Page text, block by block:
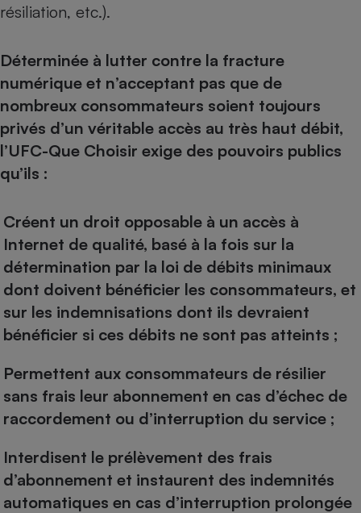
résiliation, etc.).
Déterminée à lutter contre la fracture
numérique et n’acceptant pas que de
nombreux consommateurs soient toujours
privés d’un véritable accès au très haut débit,
l’UFC-Que Choisir exige des pouvoirs publics
qu’ils :
Créent un droit opposable à un accès à
Internet de qualité, basé à la fois sur la
détermination par la loi de débits minimaux
dont doivent bénéficier les consommateurs, et
sur les indemnisations dont ils devraient
bénéficier si ces débits ne sont pas atteints ;
Permettent aux consommateurs de résilier
sans frais leur abonnement en cas d’échec de
raccordement ou d’interruption du service ;
Interdisent le prélèvement des frais
d’abonnement et instaurent des indemnités
automatiques en cas d’interruption prolongée